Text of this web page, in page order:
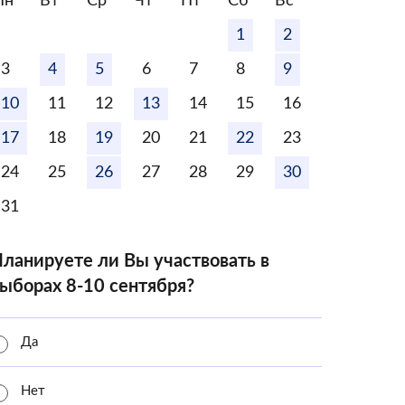
1 2
3 4 5 6 7 8 9
10 11 12 13 14 15 16
17 18 19 20 21 22 23
24 25 26 27 28 29 30
31
ли Вы участвовать в
8-10 сентября?
Да
Нет